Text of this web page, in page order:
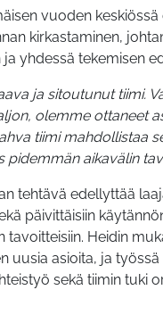
vuoden
kirkastaminen,
yhdessä tekemisen
ja sitoutunut tiimi.
olemme ottaneet
tiimi mahdollistaa
pidemmän aikavälin
tehtävä edellyttää
päivittäisiin
tavoitteisiin. Heidin
uusia asioita, ja
sekä tiimin tuki